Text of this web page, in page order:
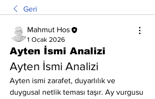
Geri
Mahmut Hos
1 Ocak 2026
Ayten İsmi Analizi
Ayten İsmi Analizi
Ayten ismi zarafet, duyarlılık ve
duygusal netlik teması taşır. Ay vurgusu